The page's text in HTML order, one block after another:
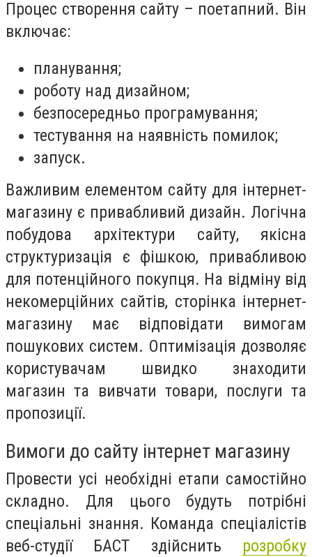
Процес створення сайту – поетапний. Він
включає:
планування;
роботу над дизайном;
безпосередньо програмування;
тестування на наявність помилок;
запуск.
Важливим елементом сайту для інтернет-
магазину є привабливий дизайн. Логічна
побудова архітектури сайту, якісна
структуризація є фішкою, привабливою
для потенційного покупця. На відміну від
некомерційних сайтів, сторінка інтернет-
магазину має відповідати вимогам
пошукових систем. Оптимізація дозволяє
користувачам швидко знаходити
магазин та вивчати товари, послуги та
пропозиції.
Вимоги до сайту інтернет магазину
Провести усі необхідні етапи самостійно
складно. Для цього будуть потрібні
спеціальні знання. Команда спеціалістів
веб-студії БАСТ здійснить розробку